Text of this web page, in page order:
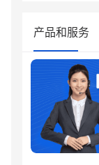
产品和服务